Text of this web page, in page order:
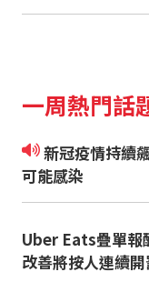
一周熱門話
新冠疫情持續飆升 常見八大症狀 沒發燒也
可能感染
Uber Eats疊單報
改善將按人連續開